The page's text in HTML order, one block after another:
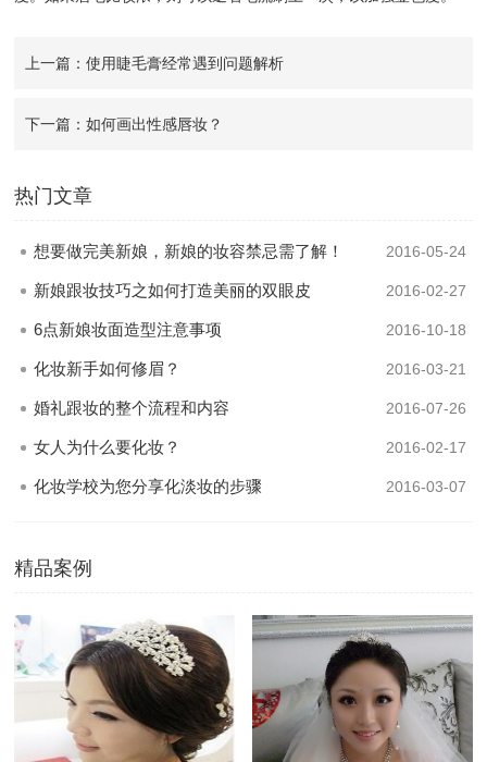
上一篇：使用睫毛膏经常遇到问题解析
下一篇：如何画出性感唇妆？
热门文章
想要做完美新娘，新娘的妆容禁忌需了解！ 2016-05-24
新娘跟妆技巧之如何打造美丽的双眼皮 2016-02-27
6点新娘妆面造型注意事项 2016-10-18
化妆新手如何修眉？ 2016-03-21
婚礼跟妆的整个流程和内容 2016-07-26
女人为什么要化妆？ 2016-02-17
化妆学校为您分享化淡妆的步骤 2016-03-07
精品案例